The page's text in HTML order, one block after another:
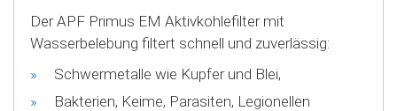
Der APF Primus EM Aktivkohlefilter mit
Wasserbelebung filtert schnell und zuverlässig:
Schwermetalle wie Kupfer und Blei,
Bakterien, Keime, Parasiten, Legionellen